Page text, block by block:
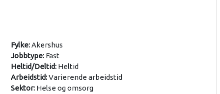
Fylke:Akershus
Jobbtype: Fast
Heltid/Deltid: Heltid
Arbeidstid:Varierende arbeidstid
Sektor: Helse og omsorg